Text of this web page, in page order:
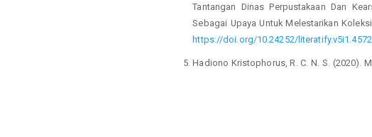
Tantangan Dinas Perpustakaan Dan
Sebagai Upaya Untuk Melestarikan
https://doi.org/10.24252/
Hadiono Kristophorus, R. C. N. S. (2020).
Prasetyo, A. A. (2018). Preservasi Digital